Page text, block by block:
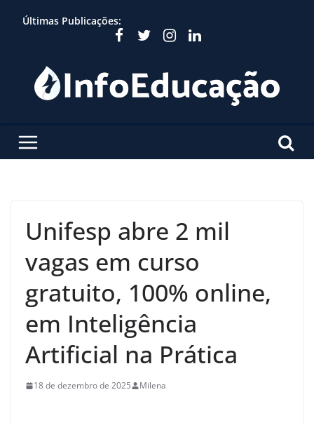
Últimas Publicações:
Unifesp abre 2 mil
vagas em curso
gratuito, 100% online,
em Inteligência
Artificial na Prática
18 de dezembro de 2025 Milena